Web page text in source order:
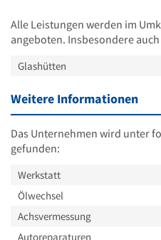
Alle Leistungen werden im
angeboten. Insbesondere
Glashütten
Weitere Informationen
Das Unternehmen wird unter
gefunden:
Werkstatt
Ölwechsel
Achsvermessung
Autoreparaturen